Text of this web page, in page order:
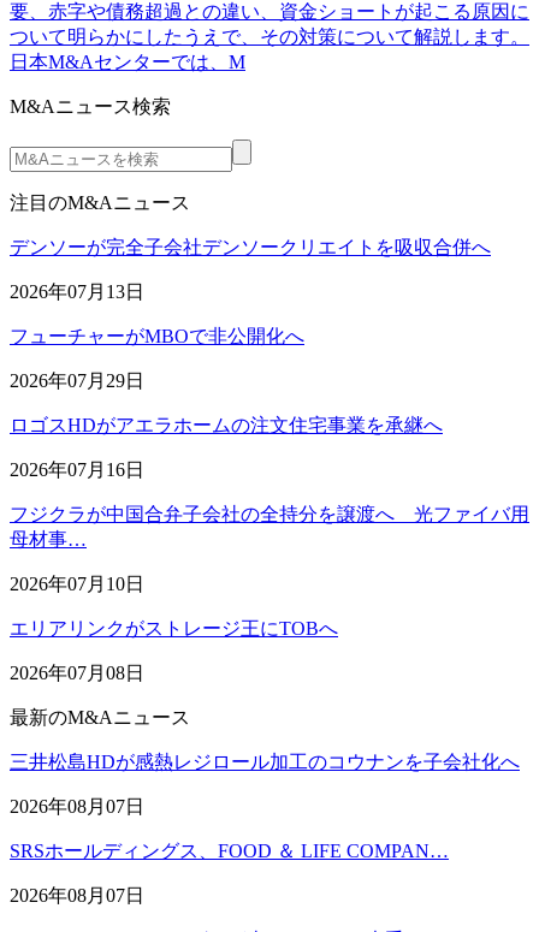
要、赤字や債務超過との違い、資金ショートが起こる原因に
ついて明らかにしたうえで、その対策について解説します。
日本M&Aセンターでは、M
M&Aニュース検索
注目のM&Aニュース
デンソーが完全子会社デンソークリエイトを吸収合併へ
2026年07月13日
フューチャーがMBOで非公開化へ
2026年07月29日
ロゴスHDがアエラホームの注文住宅事業を承継へ
2026年07月16日
フジクラが中国合弁子会社の全持分を譲渡へ 光ファイバ用
母材事…
2026年07月10日
エリアリンクがストレージ王にTOBへ
2026年07月08日
最新のM&Aニュース
三井松島HDが感熱レジロール加工のコウナンを子会社化へ
2026年08月07日
SRSホールディングス、FOOD ＆ LIFE COMPAN…
2026年08月07日